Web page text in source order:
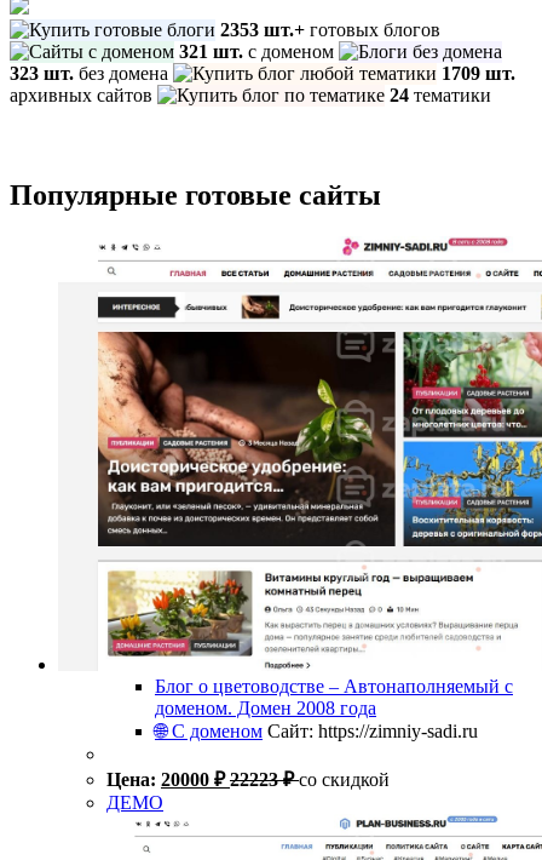
2353 шт.+ готовых блогов
321 шт. с доменом
323 шт. без домена
1709 шт.
архивных сайтов
24 тематики
Популярные готовые сайты
Блог о цветоводстве – Автонаполняемый с
доменом. Домен 2008 года
🌐 С доменом Сайт: https://zimniy-sadi.ru
Цена: 20000 ₽ 22223₽ со скидкой
ДЕМО